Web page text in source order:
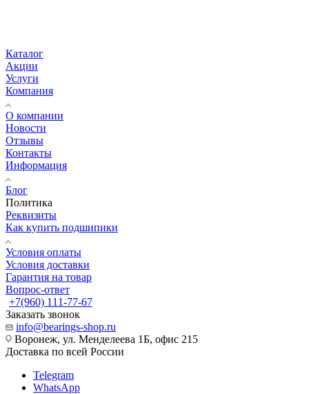
Каталог
Акции
Услуги
Компания
О компании
Новости
Отзывы
Контакты
Информация
Блог
Политика
Реквизиты
Как купить подшипики
Условия оплаты
Условия доставки
Гарантия на товар
Вопрос-ответ
+7(960) 111-77-67
Заказать звонок
info@bearings-shop.ru
Воронеж, ул. Менделеева 1Б, офис 215
Доставка по всей России
Telegram
WhatsApp